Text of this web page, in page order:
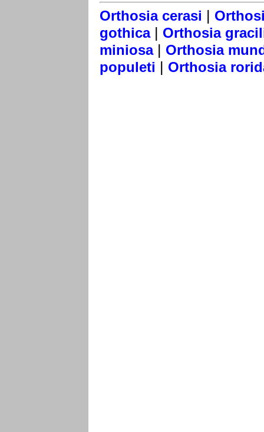
Orthosia cerasi |
gothica| Orthosia
miniosa| Orthosia
populeti | Orthosia